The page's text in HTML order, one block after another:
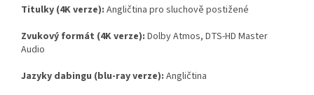
Titulky (4K verze): Angličtina pro sluchově postižené
Zvukový formát (4K verze): Dolby Atmos, DTS-HD Master
Audio
Jazyky dabingu (blu-ray verze): Angličtina